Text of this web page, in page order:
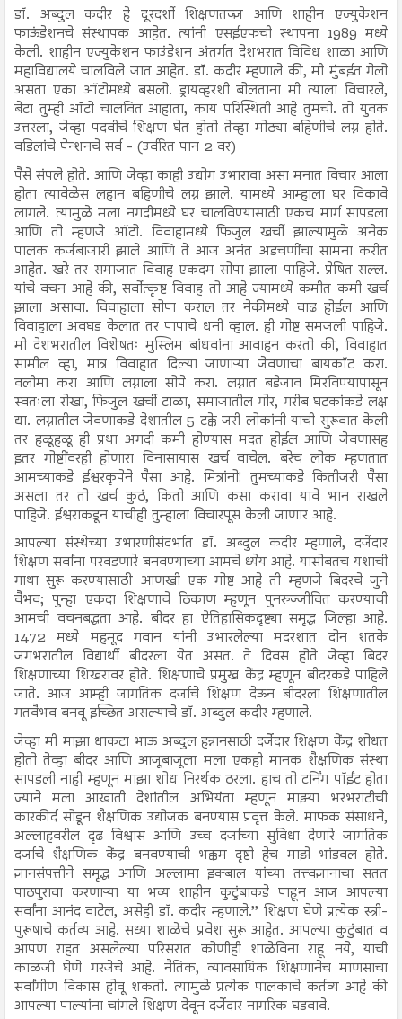
डॉ. अब्दुल कदीर हे दूरदर्शी शिक्षणतज्ज्ञ आणि शाहीन एज्युकेशन
फाऊंडेशनचे संस्थापक आहेत. त्यांनी एसईएफची स्थापना 1989 मध्ये
केली. शाहीन एज्युकेशन फाउंडेशन अंतर्गत देशभरात विविध शाळा आणि
महाविद्यालये चालविले जात आहेत. डॉ. कदीर म्हणाले की, मी मुंबईत गेलो
असता एका ऑटोमध्ये बसलो. ड्रायव्हरशी बोलताना मी त्याला विचारले,
बेटा तुम्ही ऑटो चालवित आहाता, काय परिस्थिती आहे तुमची. तो युवक
उत्तरला, जेव्हा पदवीचे शिक्षण घेत होतो तेव्हा मोठ्या बहिणीचे लग्न होते.
वडिलांचे पेन्शनचे सर्व - (उर्वरित पान 2 वर)
पैसे संपले होते. आणि जेव्हा काही उद्योग उभारावा असा मनात विचार आला
होता त्यावेळेस लहान बहिणीचे लग्न झाले. यामध्ये आम्हाला घर विकावे
लागले. त्यामुळे मला नगदीमध्ये घर चालविण्यासाठी एकच मार्ग सापडला
आणि तो म्हणजे ऑटो. विवाहामध्ये फिजुल खर्ची झाल्यामुळे अनेक
पालक कर्जबाजारी झाले आणि ते आज अनंत अडचणींचा सामना करीत
आहेत. खरे तर समाजात विवाह एकदम सोपा झाला पाहिजे. प्रेषित सल्ल.
यांचे वचन आहे की, सर्वोत्कृष्ट विवाह तो आहे ज्यामध्ये कमीत कमी खर्च
झाला असावा. विवाहाला सोपा कराल तर नेकीमध्ये वाढ होईल आणि
विवाहाला अवघड केलात तर पापाचे धनी व्हाल. ही गोष्ट समजली पाहिजे.
मी देशभरातील विशेषतः मुस्लिम बांधवांना आवाहन करतो की, विवाहात
सामील व्हा, मात्र विवाहात दिल्या जाणाऱ्या जेवणाचा बायकॉट करा.
वलीमा करा आणि लग्नाला सोपे करा. लग्नात बडेजाव मिरविण्यापासून
स्वतःला रोखा, फिजुल खर्ची टाळा, समाजातील गोर, गरीब घटकांकडे लक्ष
द्या. लग्नातील जेवणाकडे देशातील 5 टक्के जरी लोकांनी याची सुरूवात केली
तर हळूहळू ही प्रथा अगदी कमी होण्यास मदत होईल आणि जेवणासह
इतर गोष्टींवरही होणारा विनासायास खर्च वाचेल. बरेच लोक म्हणतात
आमच्याकडे ईश्वरकृपेने पैसा आहे. मित्रांनो! तुमच्याकडे कितीजरी पैसा
असला तर तो खर्च कुठं, किती आणि कसा करावा यावे भान राखले
पाहिजे. ईश्वराकडून याचीही तुम्हाला विचारपूस केली जाणार आहे.
आपल्या संस्थेच्या उभारणीसंदर्भात डॉ. अब्दुल कदीर म्हणाले, दर्जेदार
शिक्षण सर्वांना परवडणारे बनवण्याच्या आमचे ध्येय आहे. यासोबतच यशाची
गाथा सुरू करण्यासाठी आणखी एक गोष्ट आहे ती म्हणजे बिदरचे जुने
वैभव; पुन्हा एकदा शिक्षणाचे ठिकाण म्हणून पुनरुज्जीवित करण्याची
आमची वचनबद्धता आहे. बीदर हा ऐतिहासिकदृष्ट्या समृद्ध जिल्हा आहे.
1472 मध्ये महमूद गवान यांनी उभारलेल्या मदरशात दोन शतके
जगभरातील विद्यार्थी बीदरला येत असत. ते दिवस होते जेव्हा बिदर
शिक्षणाच्या शिखरावर होते. शिक्षणाचे प्रमुख केंद्र म्हणून बीदरकडे पाहिले
जाते. आज आम्ही जागतिक दर्जाचे शिक्षण देऊन बीदरला शिक्षणातील
गतवैभव बनवू इच्छित असल्याचे डॉ. अब्दुल कदीर म्हणाले.
जेव्हा मी माझा धाकटा भाऊ अब्दुल हन्नानसाठी दर्जेदार शिक्षण केंद्र शोधत
होतो तेव्हा बीदर आणि आजूबाजूला मला एकही मानक शैक्षणिक संस्था
सापडली नाही म्हणून माझा शोध निरर्थक ठरला. हाच तो टर्निंग पॉईंट होता
ज्याने मला आखाती देशांतील अभियंता म्हणून माझ्या भरभराटीची
कारकीर्द सोडून शैक्षणिक उद्योजक बनण्यास प्रवृत्त केले. माफक संसाधने,
अल्लाहवरील दृढ विश्वास आणि उच्च दर्जाच्या सुविधा देणारे जागतिक
दर्जाचे शैक्षणिक केंद्र बनवण्याची भक्कम दृष्टी हेच माझे भांडवल होते.
ज्ञानसंपत्तीने समृद्ध आणि अल्लामा इक्बाल यांच्या तत्त्वज्ञानाचा सतत
पाठपुरावा करणाऱ्या या भव्य शाहीन कुटुंबाकडे पाहून आज आपल्या
सर्वांना आनंद वाटेल, असेही डॉ. कदीर म्हणाले.’’ शिक्षण घेणे प्रत्येक स्त्री-
पुरूषाचे कर्तव्य आहे. सध्या शाळेचे प्रवेश सुरू आहेत. आपल्या कुटुंबात व
आपण राहत असलेल्या परिसरात कोणीही शाळेविना राहू नये, याची
काळजी घेणे गरजेचे आहे. नैतिक, व्यावसायिक शिक्षणानेच माणसाचा
सर्वांगीण विकास होवू शकतो. त्यामुळे प्रत्येक पालकाचे कर्तव्य आहे की
आपल्या पाल्यांना चांगले शिक्षण देवून दर्जेदार नागरिक घडवावे.